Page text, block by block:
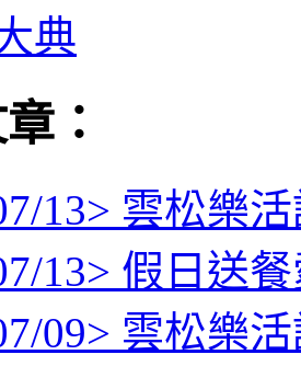
典
：
13> 雲松樂
13> 假日送
09> 雲松樂